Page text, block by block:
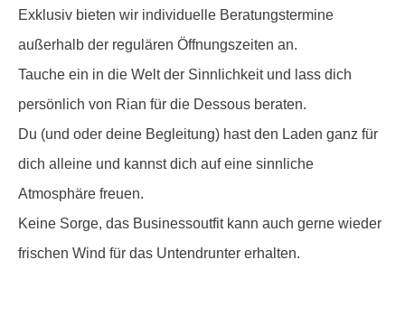
Exklusiv bieten wir individuelle Beratungstermine
außerhalb der regulären Öffnungszeiten an.
Tauche ein in die Welt der Sinnlichkeit und lass dich
persönlich von Rian für die Dessous beraten.
Du (und oder deine Begleitung) hast den Laden ganz für
dich alleine und kannst dich auf eine sinnliche
Atmosphäre freuen.
Keine Sorge, das Businessoutfit kann auch gerne wieder
frischen Wind für das Untendrunter erhalten.